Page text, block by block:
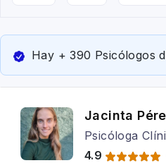
Hay + 390 Psicólogos
Jacinta
Psicóloga
4.9